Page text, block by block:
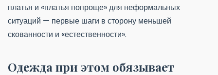
платья и «платья попроще» для неформальных
ситуаций — первые шаги в сторону меньшей
скованности и «естественности».
Одежда при этом обязывает